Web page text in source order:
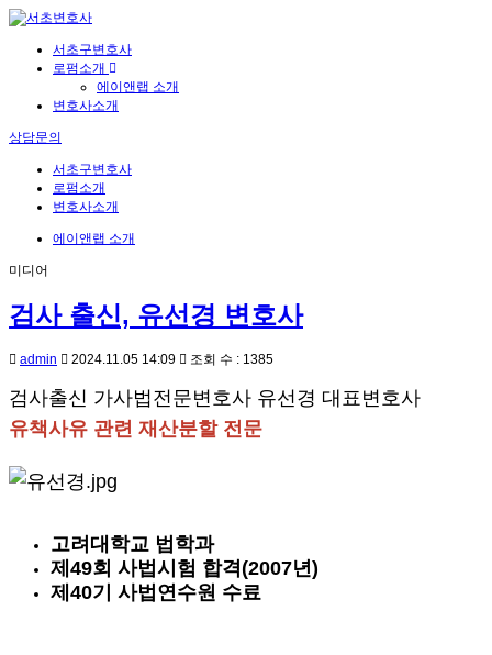
서초구변호사
로펌소개
에이앤랩 소개
변호사소개
상담문의
서초구변호사
로펌소개
변호사소개
에이앤랩 소개
미디어
검사 출신, 유선경 변호사
admin 2024.11.05 14:09 조회 수 : 1385
검사출신 가사법전문변호사 유선경 대표변호사
유책사유 관련 재산분할 전문
고려대학교 법학과
제49회 사법시험 합격(2007년)
제40기 사법연수원 수료